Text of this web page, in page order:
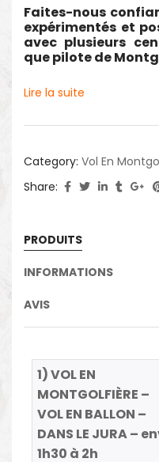
Faites-nous
expérimentés et
avec plusieurs
que pilote de
Lire la suite
Category: Vol En
Share:
PRODUITS
INFORMATIONS
AVIS
1) VOL EN
MONTGOLFIÈRE –
VOL EN BALLON –
DANS LE JURA –
1h30 à 2h